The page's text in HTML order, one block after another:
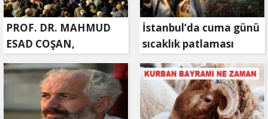
PROF. DR. MAHMUD
ESAD COŞAN,
DOĞUMUNUN HİCRÎ
91. YILINDA ELAZIĞ'DA
YÂD EDİLECEK
İstanbul’da cuma günü
sıcaklık patlaması
yaşanacak